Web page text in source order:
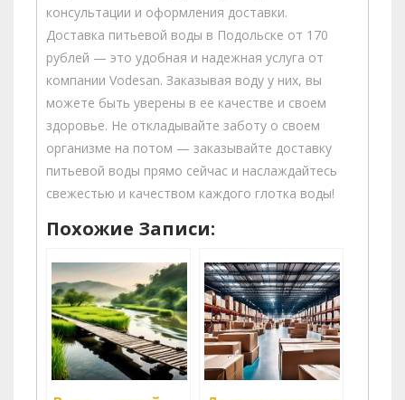
консультации и оформления доставки.
Доставка питьевой воды в Подольске от 170
рублей — это удобная и надежная услуга от
компании Vodesan. Заказывая воду у них, вы
можете быть уверены в ее качестве и своем
здоровье. Не откладывайте заботу о своем
организме на потом — заказывайте доставку
питьевой воды прямо сейчас и наслаждайтесь
свежестью и качеством каждого глотка воды!
Похожие Записи: